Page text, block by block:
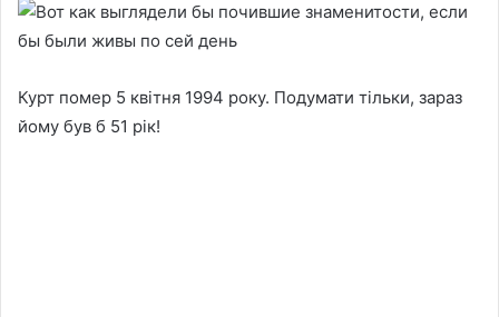
Курт помер 5 квітня 1994 року. Подумати тільки, зараз
йому був б 51 рік!